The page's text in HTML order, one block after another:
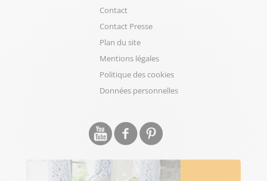
Contact
Contact Presse
Plan du site
Mentions légales
Politique des cookies
Données personnelles